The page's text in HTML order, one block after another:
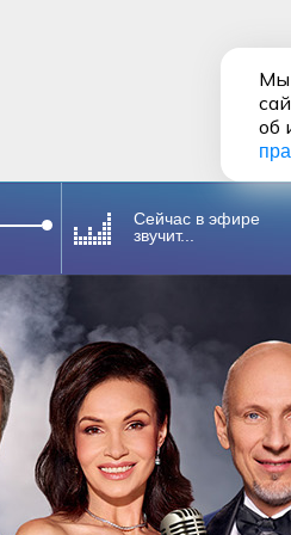
Сейчас в эфире
звучит...
Мы
об